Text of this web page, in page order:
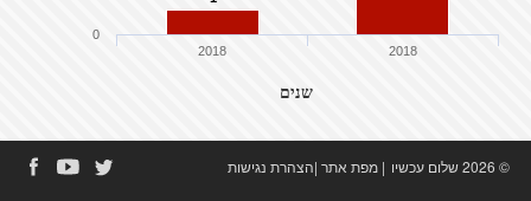
שנים
2018 2018
0
© 2026 שלום עכשיו | מפת אתר|הצהרת נגישות